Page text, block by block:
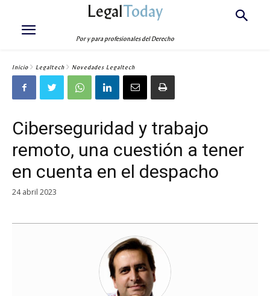
LegalToday
Por y para profesionales del Derecho
Inicio Legaltech Novedades Legaltech
Ciberseguridad y trabajo
remoto, una cuestión a tener
en cuenta en el despacho
24 abril 2023